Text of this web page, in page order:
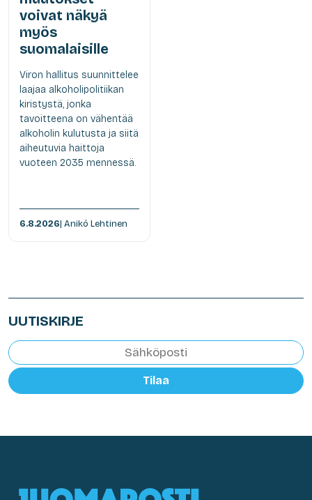
voivat näkyä
myös
suomalaisille
Viron hallitus suunnittelee
laajaa alkoholipolitiikan
kiristystä, jonka
tavoitteena on vähentää
alkoholin kulutusta ja siitä
aiheutuvia haittoja
vuoteen 2035 mennessä.
6.8.2026| Anikó Lehtinen
UUTISKIRJE
Tilaa